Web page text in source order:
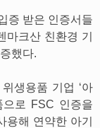
증 받은 인증서들
크산 친환경 기
했다.
생용품 기업 ‘아
으로 FSC 인증을
해 연약한 아기